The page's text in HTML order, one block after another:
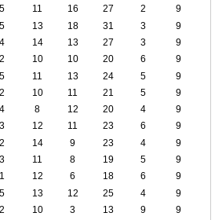
5 11 16 27 2
9
5 13 18 31 3
9
4 14 13 27 3
9
2 10 10 20 6
9
5 11 13 24 5
9
2 10 11 21 5
9
4 8 12 20 4
9
3 12 11 23 6
9
2 14 9 23 4
9
3 11 8 19 5
9
1 12 6 18 6
9
5 13 12 25 4
9
2 10 3 13 9
9